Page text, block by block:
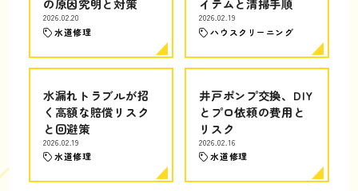
の原因究明と対策
2026.02.20
水道修理
イテムと清掃手順
2026.02.19
ハウスクリーニング
水漏れトラブルが招
く高額な賠償リスク
と回避策
2026.02.19
水道修理
井戸ポンプ交換、DIY
とプロ依頼の費用と
リスク
2026.02.16
水道修理